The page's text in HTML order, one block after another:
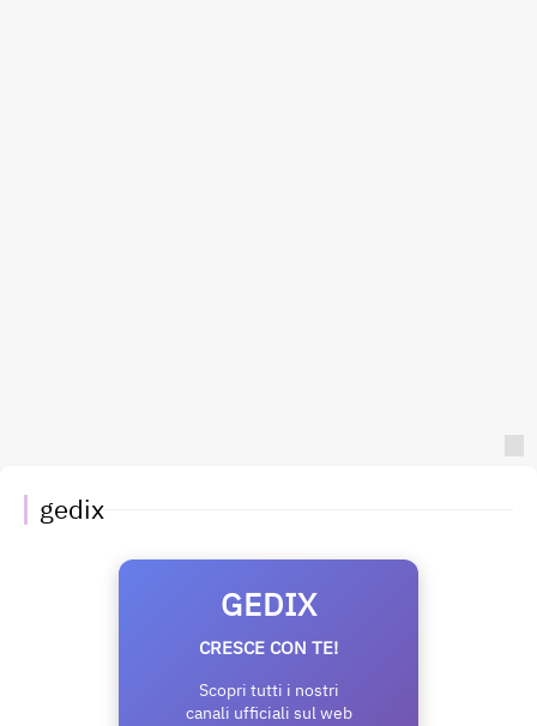
gedix
GEDIX
CRESCE CON TE!
Scopri tutti i nostri
canali ufficiali sul web